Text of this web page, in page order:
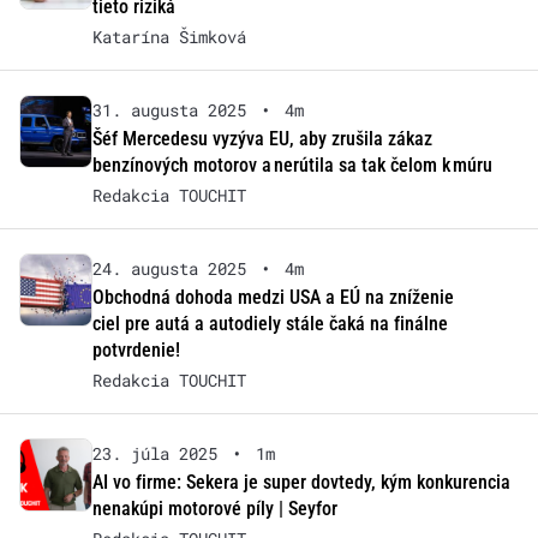
tieto riziká
Katarína Šimková
31. augusta 2025 •
4m
Šéf Mercedesu vyzýva EU, aby zrušila zákaz
benzínových motorov a nerútila sa tak čelom k múru
Redakcia TOUCHIT
24. augusta 2025 •
4m
Obchodná dohoda medzi USA a EÚ na zníženie
ciel pre autá a autodiely stále čaká na finálne
potvrdenie!
Redakcia TOUCHIT
23. júla 2025 •
1m
AI vo firme: Sekera je super dovtedy, kým konkurencia
nenakúpi motorové píly | Seyfor